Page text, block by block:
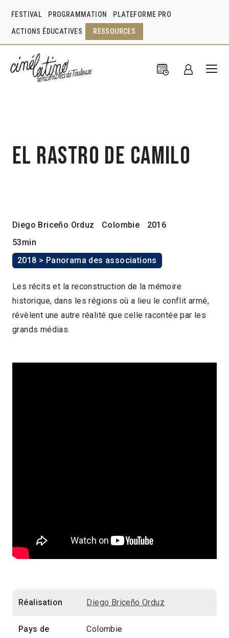
FESTIVAL PROGRAMMATION PLATEFORME PRO
ACTIONS ÉDUCATIVES RESSOURCES
El Rastro de Camilo
Diego Briceño Orduz Colombie
2016
53min
2018 > Panorama des associations
Les récits et la reconstruction de la mémoire
historique, dans les régions où a lieu le conflit armé,
révèlent une autre réalité que celle racontée par les
grands médias.
Réalisation Diego Briceño Orduz
Pays de
Colombie